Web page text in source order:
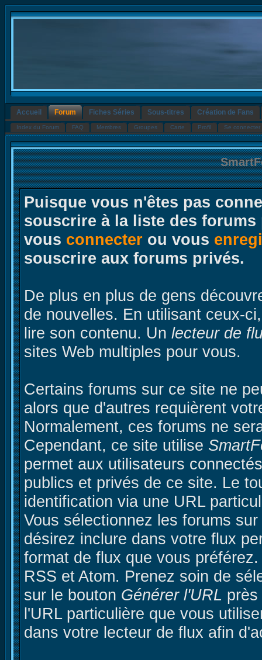
Accueil Forum Fiches Séries Sous-titres Création de Fans
Index du Forum FAQ Membres Groupes Carte Profil Se connecter
Puisque vous n'êtes pas
souscrire à la liste des
vous connecter ou vous
souscrire aux forums privés.
De plus en plus de gens
de nouvelles. En utilisant ceux-
lire son contenu. Un lecteur de
sites Web multiples pour vous.
Certains forums sur ce site ne
alors que d'autres requièrent
Normalement, ces forums ne
Cependant, ce site utilise
permet aux utilisateurs
publics et privés de ce site. Le
identification via une URL
Vous sélectionnez les forums
désirez inclure dans votre flux
format de flux que vous
RSS et Atom. Prenez soin de
sur le bouton Générer l'URL
l'URL particulière que vous
dans votre lecteur de flux afin